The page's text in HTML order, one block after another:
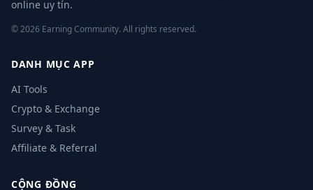
online uy tín.
© 2026 Earning Community. All rights reserved.
DANH MỤC APP
AI Tools
Crypto & Exchange
Survey & Task
Affiliate & Referral
CỘNG ĐỒNG